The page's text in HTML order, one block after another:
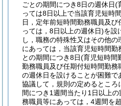
ごとの期間につき8日の週休日(
っては8日以上で当該育児短時
日，定年前短時間勤務職員及
っては，8日以上の週休日)を設
し，職務の特殊性又はその他の
にあっては，当該育児短時間勤
との期間につき8日(育児短時間
勤務職員及び任期付短時間勤
の週休日を設けることが困難で
協議して，規則の定めるとこ
間につき1週間当たり1日以上の
務職員等にあっては，4週間を